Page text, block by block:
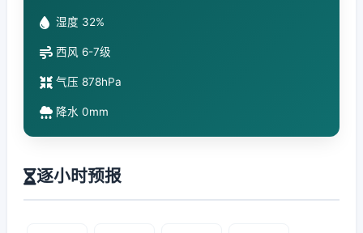
湿度 32%
西风 6-7级
气压 878hPa
降水 0mm
逐小时预报